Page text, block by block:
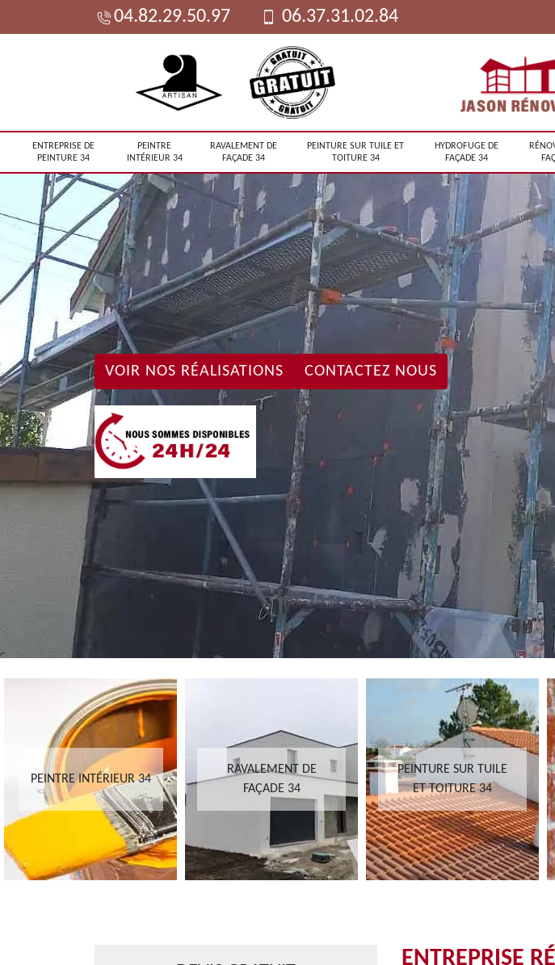
04.82.29.50.97 06.37.31.02.84
ENTREPRISE DE
PEINTURE 34
PEINTRE
INTÉRIEUR 34
RAVALEMENT DE
FAÇADE 34
PEINTURE SUR TUILE ET
TOITURE 34
HYDROFUGE DE
FAÇADE 34
VOIR NOS RÉALISATIONS CONTACTEZ NOUS
PEINTRE INTÉRIEUR 34
RAVALEMENT DE
FAÇADE 34
PEINTURE SUR TUILE
ET TOITURE 34
ENTREPRISE